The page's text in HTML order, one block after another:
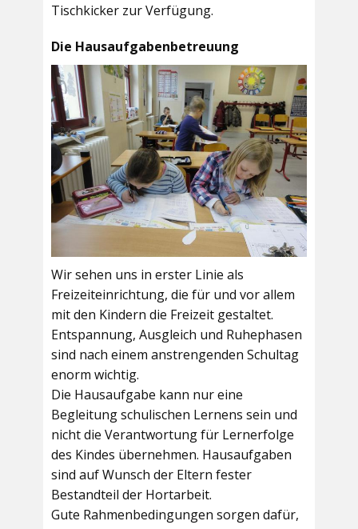
Tischkicker zur Verfügung.
Die Hausaufgabenbetreuung
Wir sehen uns in erster Linie als
Freizeiteinrichtung, die für und vor allem
mit den Kindern die Freizeit gestaltet.
Entspannung, Ausgleich und Ruhephasen
sind nach einem anstrengenden Schultag
enorm wichtig.
Die Hausaufgabe kann nur eine
Begleitung schulischen Lernens sein und
nicht die Verantwortung für Lernerfolge
des Kindes übernehmen. Hausaufgaben
sind auf Wunsch der Eltern fester
Bestandteil der Hortarbeit.
Gute Rahmenbedingungen sorgen dafür,